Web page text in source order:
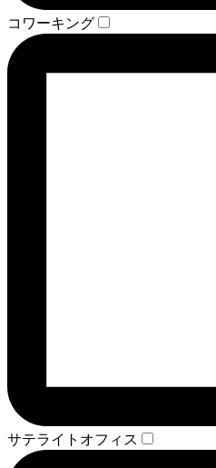
コワーキング
サテライトオフィス